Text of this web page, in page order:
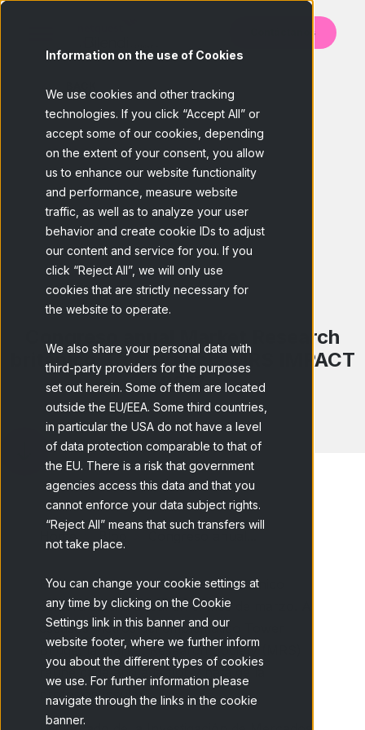
Information on the use of Cookies
We use cookies and other tracking
technologies. If you click “Accept All” or
accept some of our cookies, depending
on the extent of your consent, you allow
us to enhance our website functionality
and performance, measure website
traffic, as well as to analyze your user
behavior and create cookie IDs to adjust
our content and service for you. If you
click “Reject All”, we will only use
cookies that are strictly necessary for
the website to operate.
We also share your personal data with
third-party providers for the purposes
set out herein. Some of them are located
outside the EU/EEA. Some third countries,
in particular the USA do not have a level
of data protection comparable to that of
the EU. There is a risk that government
agencies access this data and that you
cannot enforce your data subject rights.
“Reject All” means that such transfers will
not take place.
You can change your cookie settings at
any time by clicking on the Cookie
Settings link in this banner and our
website footer, where we further inform
you about the different types of cookies
we use. For further information please
navigate through the links in the cookie
banner.
Contáctanos
Congreso anual Market Research
británico: Conferencia MRS IMPACT
2017
Home Blog
El sector del Market Research británico
celebra su cita anual en el mes de marzo. A
escasos metros del emblemático Tower
Bridge, la Market Research Society (MRS)
reúne cada año a la flor y nata de la
profesión insular.